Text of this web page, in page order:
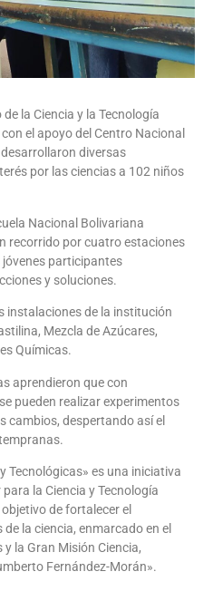
la Ciencia y la Tecnología
el apoyo del Centro Nacional
diversas
por las ciencias a 102 niños
Nacional Bolivariana
recorrido por cuatro estaciones
jóvenes participantes
y soluciones.
instalaciones de la institución
Mezcla de Azúcares,
Químicas.
aprendieron que con
pueden realizar experimentos
cambios, despertando así el
Tecnológicas» es una iniciativa
la Ciencia y Tecnología
de fortalecer el
la ciencia, enmarcado en el
la Gran Misión Ciencia,
Fernández-Morán».